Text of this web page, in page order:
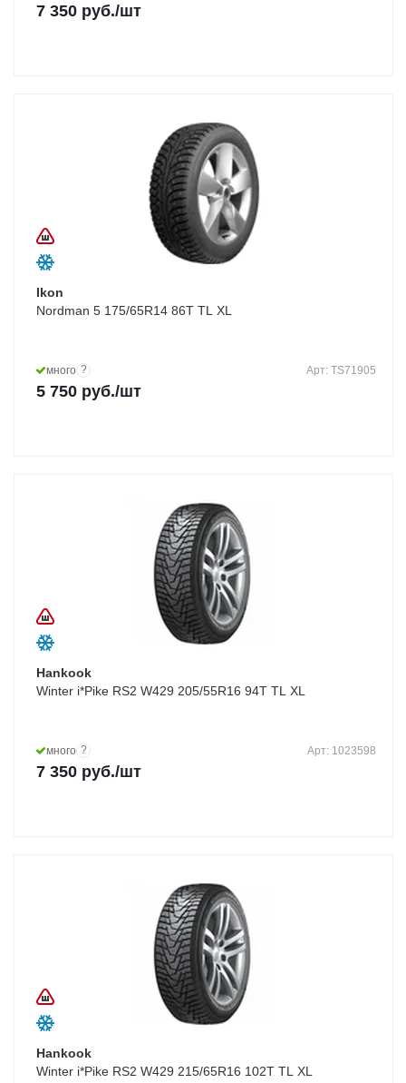
7 350 руб./шт
Ikon
Nordman 5 175/65R14 86T TL XL
много ? Арт: TS71905
5 750 руб./шт
Hankook
Winter i*Pike RS2 W429 205/55R16 94T TL XL
много ? Арт: 1023598
7 350 руб./шт
Hankook
Winter i*Pike RS2 W429 215/65R16 102T TL XL